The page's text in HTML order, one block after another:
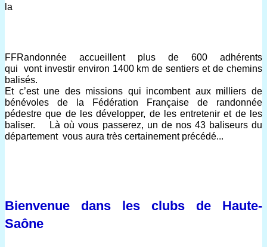
la
FFRandonnée accueillent plus de 600 adhérents
qui vont investir environ 1400 km de sentiers et de chemins
balisés.
Et c’est une des missions qui incombent aux milliers de
bénévoles de la
Fédération Française de randonnée
pédestreque de lesdévelopper, de les entretenir et de les
baliser. Là où vous passerez, un de nos 43 baliseurs du
département vous aura très certainement précédé...
Bienvenue dans les clubs de Haute-
Saône